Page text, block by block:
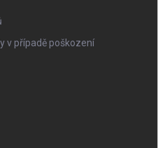
v případě poškození